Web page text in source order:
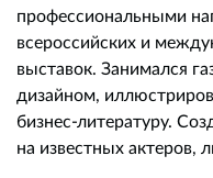
профессиональными
всероссийских и
выставок. Занимался
дизайном,
бизнес-литературу.
на известных актеров,